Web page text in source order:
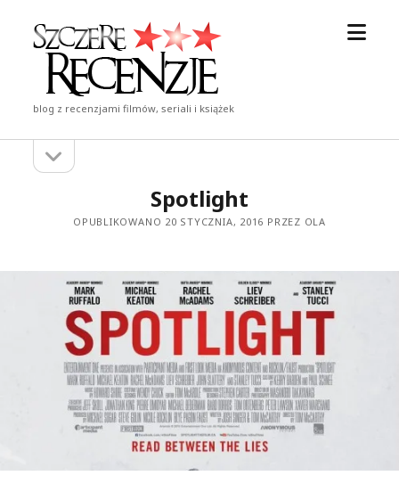
Szczere
Recenzje
blog z recenzjami filmów, seriali i książek
Pasekpasek
Spotlight
OPUBLIKOWANO 20 STYCZNIA, 2016 PRZEZ OLA